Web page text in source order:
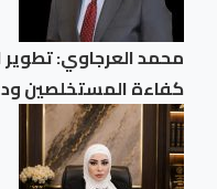
محمد العرجاوي: تطوير
كفاءة المستخلصين